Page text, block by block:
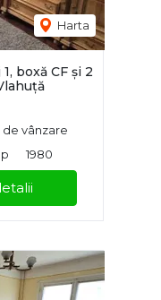
Harta
boxă CF și 2
vânzare
1980